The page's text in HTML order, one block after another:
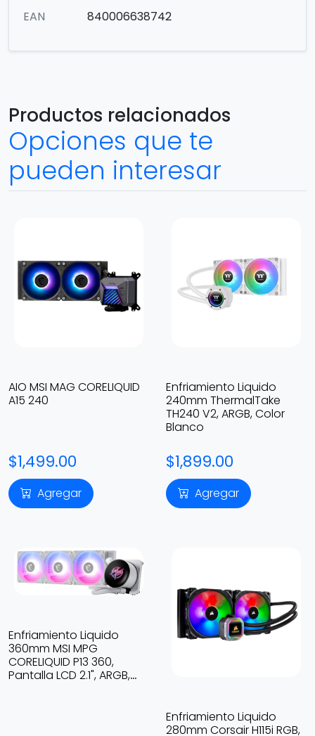
EAN 840006638742
Productos relacionados
Opciones que te
pueden interesar
AIO MSI MAG CORELIQUID
A15 240
$1,499.00
Agregar
Enfriamiento Liquido
240mm ThermalTake
TH240 V2, ARGB, Color
Blanco
$1,899.00
Agregar
Enfriamiento Liquido
360mm MSI MPG
CORELIQUID P13 360,
Pantalla LCD 2.1", ARGB,
Enfriamiento Liquido
280mm Corsair H115i RGB,